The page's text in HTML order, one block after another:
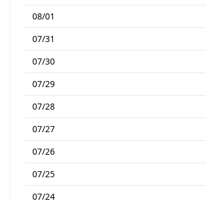
08/01
07/31
07/30
07/29
07/28
07/27
07/26
07/25
07/24